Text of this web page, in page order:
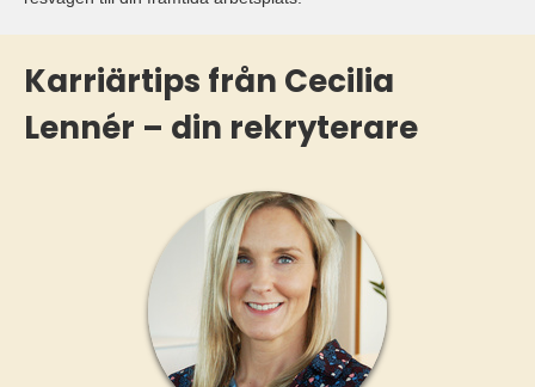
Karriärtips från Cecilia
Lennér – din rekryterare